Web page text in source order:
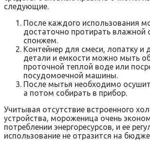
следующие.
После каждого использования
достаточно протирать влажной
спонжем.
Контейнер для смеси, лопатку и
детали и емкости можно мыть
проточной теплой воде или
посудомоечной машины.
После мытья необходимо
а потом собирать в прибор.
Учитывая отсутствие встроенного
устройства, мороженица очень
потреблении энергоресурсов, и ее
использование не отразится на